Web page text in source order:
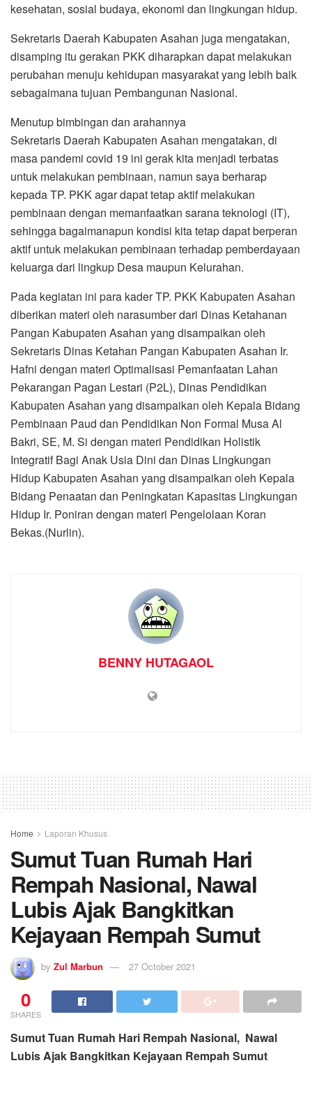
kesehatan, sosial budaya, ekonomi dan lingkungan hidup.
Sekretaris Daerah Kabupaten Asahan juga mengatakan,
disamping itu gerakan PKK diharapkan dapat melakukan
perubahan menuju kehidupan masyarakat yang lebih baik
sebagaimana tujuan Pembangunan Nasional.
Menutup bimbingan dan arahannya
Sekretaris Daerah Kabupaten Asahan mengatakan, di
masa pandemi covid 19 ini gerak kita menjadi terbatas
untuk melakukan pembinaan, namun saya berharap
kepada TP. PKK agar dapat tetap aktif melakukan
pembinaan dengan memanfaatkan sarana teknologi (IT),
sehingga bagaimanapun kondisi kita tetap dapat berperan
aktif untuk melakukan pembinaan terhadap pemberdayaan
keluarga dari lingkup Desa maupun Kelurahan.
Pada kegiatan ini para kader TP. PKK Kabupaten Asahan
diberikan materi oleh narasumber dari Dinas Ketahanan
Pangan Kabupaten Asahan yang disampaikan oleh
Sekretaris Dinas Ketahan Pangan Kabupaten Asahan Ir.
Hafni dengan materi Optimalisasi Pemanfaatan Lahan
Pekarangan Pagan Lestari (P2L), Dinas Pendidikan
Kabupaten Asahan yang disampaikan oleh Kepala Bidang
Pembinaan Paud dan Pendidikan Non Formal Musa Al
Bakri, SE, M. Si dengan materi Pendidikan Holistik
Integratif Bagi Anak Usia Dini dan Dinas Lingkungan
Hidup Kabupaten Asahan yang disampaikan oleh Kepala
Bidang Penaatan dan Peningkatan Kapasitas Lingkungan
Hidup Ir. Poniran dengan materi Pengelolaan Koran
Bekas.(Nurlin).
BENNY HUTAGAOL
Home Laporan Khusus
Sumut Tuan Rumah Hari
Rempah Nasional, Nawal
Lubis Ajak Bangkitkan
Kejayaan Rempah Sumut
by Zul Marbun 27 October 2021
0
SHARES
Sumut Tuan Rumah Hari Rempah Nasional, Nawal
Lubis Ajak Bangkitkan Kejayaan Rempah Sumut